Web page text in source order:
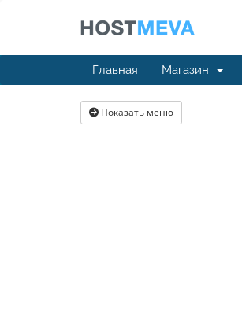
Главная Магазин
Показать меню